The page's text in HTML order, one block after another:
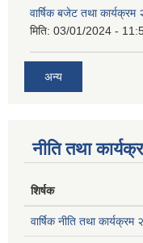
वार्षिक बजेट तथा
मिति: 03/01/2024 -
अन्य
नीति तथा
शिर्षक
वार्षिक नीति तथा